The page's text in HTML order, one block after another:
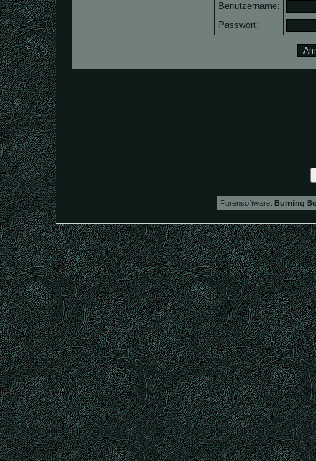
Benutzername:
Passwort:
Forensoftware: Burning